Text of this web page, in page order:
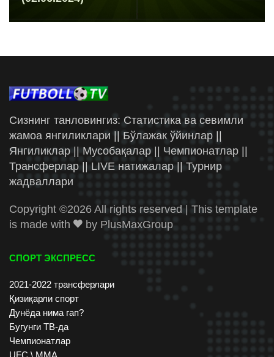
Сизнинг танловингиз: Статистика ва севимли
жамоа янгиликлари || Бўлажак ўйинлар ||
Янгиликлар || Мусобақалар || Чемпионатлар ||
Трансферлар || LIVE натижалар || Турнир
жадваллари
Copyright ©2026 All rights reserved | This template
is made with
by PlusMaxGroup
СПОРТ ЭКСПРЕСС
2021-2022 трансферлари
Қизиқарли спорт
Дунёда нима гап?
Бугунги ТВ-да
Чемпионатлар
UFC \ ММА